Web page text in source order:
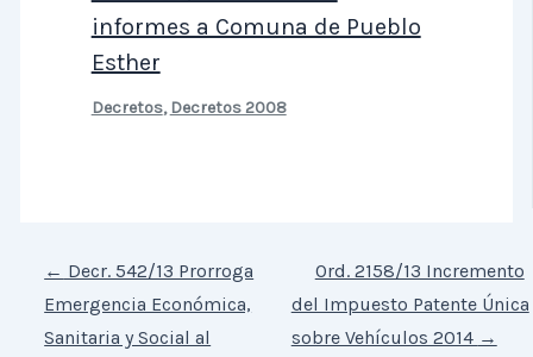
informes a Comuna de Pueblo
Esther
Decretos, Decretos 2008
← Decr. 542/13 Prorroga
Emergencia Económica,
Sanitaria y Social al
Ord. 2158/13 Incremento
del Impuesto Patente Única
sobre Vehículos 2014 →